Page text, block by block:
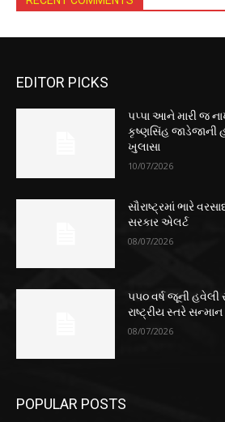
EDITOR PICKS
પપ્પા આને મારી જ
કૃષ્ણસિંહ જાડેજાની
ખુલાસા
10/07/2026
સૌરાષ્ટ્રમાં ભારે
સરકાર એલર્ટ
08/07/2026
૫૫૦ વર્ષ જૂની હવેલી
રાષ્ટ્રીય સ્તરે સન્માન
08/07/2026
POPULAR POSTS